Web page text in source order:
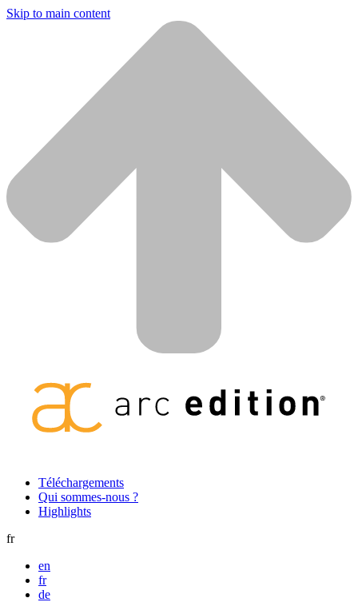
Skip to main content
Secondary
navigation
Téléchargements
Qui sommes-nous ?
Highlights
fr
en
fr
de